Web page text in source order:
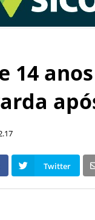
14
Twitter